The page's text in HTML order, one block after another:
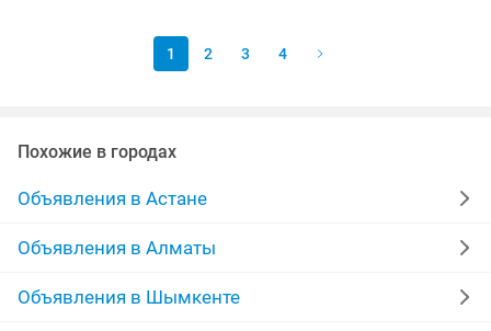
1 2 3 4
Похожие в городах
Объявления в Астане
Объявления в Алматы
Объявления в Шымкенте